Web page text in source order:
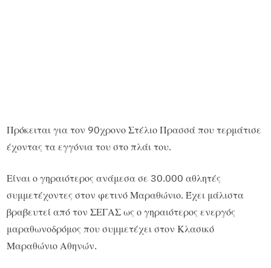
Πρόκειται για τον 90χρονο Στέλιο Πρασσά που τερμάτισε
έχοντας τα εγγόνια του στο πλάι του.
Είναι ο γηραιότερος ανάμεσα σε 30.000 αθλητές
συμμετέχοντες στον φετινό Μαραθώνιο. Έχει μάλιστα
βραβευτεί από τον ΣΕΓΑΣ ως ο γηραιότερος ενεργός
μαραθωνοδρόμος που συμμετέχει στον Κλασικό
Μαραθώνιο Αθηνών.